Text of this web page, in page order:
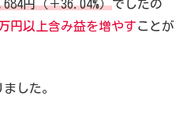
円（＋36.04%）でしたの
円以上含み益を増やすことが
した。